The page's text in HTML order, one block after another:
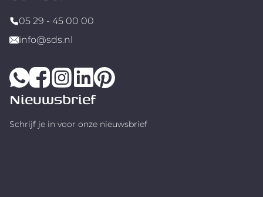
05 29 - 45 00 00
info@sds.nl
Nieuwsbrief
Schrijf je in voor onze nieuwsbrief